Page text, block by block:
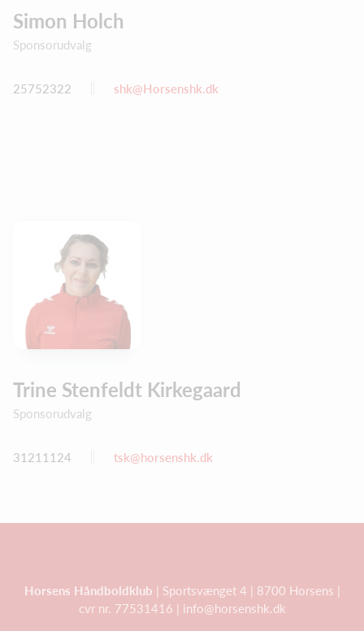
Simon Holch
Sponsorudvalg
25752322 shk@Horsenshk.dk
Trine Stenfeldt Kirkegaard
Sponsorudvalg
31211124 tsk@horsenshk.dk
Horsens Håndboldklub | Sportsvænget 4 | 8700 Horsens |
cvr nr. 77531416 | info@horsenshk.dk